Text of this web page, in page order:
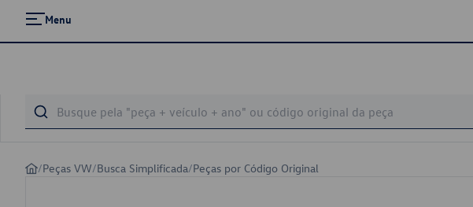
Menu
/Peças VW/Busca Simplificada/Peças por Código Original